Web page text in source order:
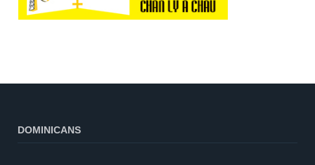
DOMINICANS